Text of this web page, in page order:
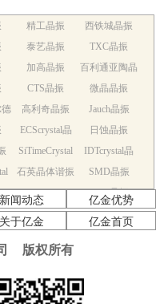
精工晶振
西铁城晶振
泰艺晶振
TXC晶振
加高晶振
百利通亚陶晶
振
CTS晶振
微晶晶振
德
高利奇晶振
Jauch晶振
ECScrystal晶
振
日蚀晶振
SiTimeCrystal
晶振
IDTcrystal晶
振
石英晶体谐振
器
SMD晶振
c
EPSON Quart
z crystal
AEK晶振
Crystek晶振
Euroquartz晶
MtronPTI晶振
SUNTSU晶振
Transko晶振
MERCURY晶
新闻动态
亿金优势
关于亿金 亿金首页
版权所有